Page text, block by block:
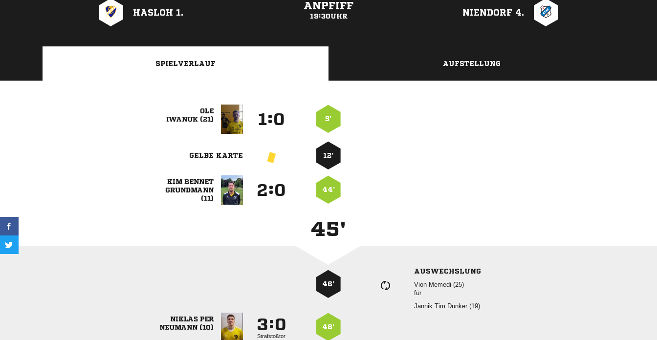
HASLOH 1.
ANPFIFF
19:30UHR NIENDORF 4.
SPIELVERLAUF AUFSTELLUNG

 
: 5’
GELBE KARTE 12’
 


: 44’
45'
46’
AUSWECHSLUNG
  
für
   
 
 
:
Strafstoßtor
48’